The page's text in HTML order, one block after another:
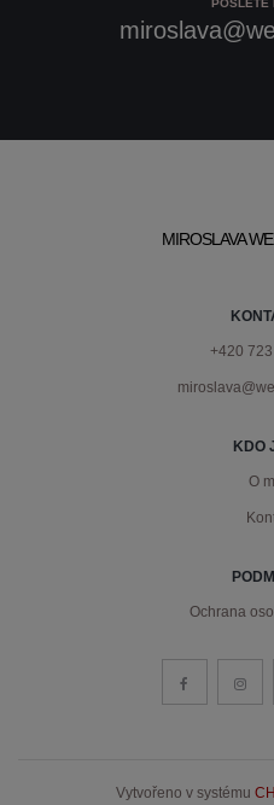
POŠLETE
MIROSLAVA
+420
KDO
O
Ochrana
Vytvořeno v systému